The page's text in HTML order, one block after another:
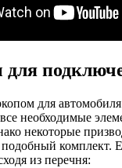
для
необходимые
некоторые
комплект.
из перечня: